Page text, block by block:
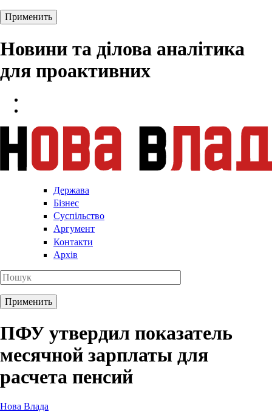
Новини та ділова аналітика
для проактивних
Держава
Бізнес
Суспільство
Аргумент
Контакти
Архів
ПФУ утвердил показатель
месячной зарплаты для
расчета пенсий
Нова Влада